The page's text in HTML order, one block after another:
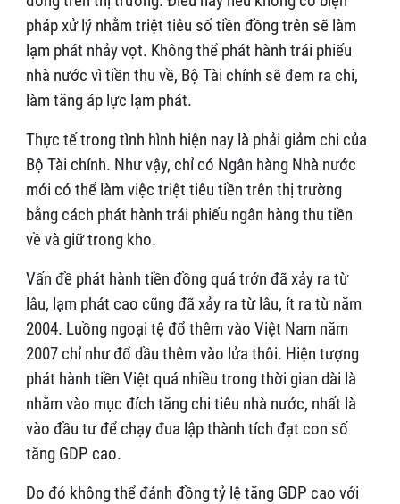
pháp xử lý nhằm triệt tiêu số tiền đồng trên sẽ làm
lạm phát nhảy vọt. Không thể phát hành trái phiếu
nhà nước vì tiền thu về, Bộ Tài chính sẽ đem ra chi,
làm tăng áp lực lạm phát.
Thực tế trong tình hình hiện nay là phải giảm chi của
Bộ Tài chính. Như vậy, chỉ có Ngân hàng Nhà nước
mới có thể làm việc triệt tiêu tiền trên thị trường
bằng cách phát hành trái phiếu ngân hàng thu tiền
về và giữ trong kho.
Vấn đề phát hành tiền đồng quá trớn đã xảy ra từ
lâu, lạm phát cao cũng đã xảy ra từ lâu, ít ra từ năm
2004. Luồng ngoại tệ đổ thêm vào Việt Nam năm
2007 chỉ như đổ dầu thêm vào lửa thôi. Hiện tượng
phát hành tiền Việt quá nhiều trong thời gian dài là
nhằm vào mục đích tăng chi tiêu nhà nước, nhất là
vào đầu tư để chạy đua lập thành tích đạt con số
tăng GDP cao.
Do đó không thể đánh đồng tỷ lệ tăng GDP cao với